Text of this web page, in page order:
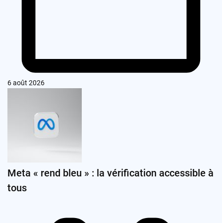
6 août 2026
Meta « rend bleu » : la vérification accessible à
tous